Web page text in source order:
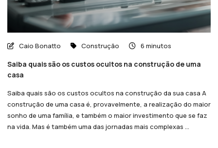
Caio Bonatto Construção 6 minutos
Saiba quais são os custos ocultos na construção de uma
casa
Saiba quais são os custos ocultos na construção da sua casa A
construção de uma casa é, provavelmente, a realização do maior
sonho de uma família, e também o maior investimento que se faz
na vida. Mas é também uma das jornadas mais complexas ...